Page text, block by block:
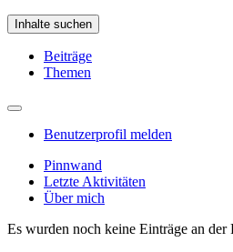
Inhalte suchen
Beiträge
Themen
Benutzerprofil melden
Pinnwand
Letzte Aktivitäten
Über mich
Es wurden noch keine Einträge an der